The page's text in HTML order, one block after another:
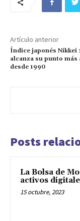
Artículo anterior
Índice japonés Nikkei
alcanza su punto más
desde 1990
Posts
La Bolsa de
activos
15 octubre, 2023